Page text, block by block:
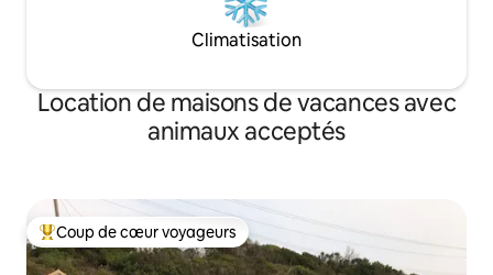
Climatisation
Location de maisons de vacances avec
animaux acceptés
Coups de cœur voyageurs les plus appréciés
Coup de cœur voyageurs